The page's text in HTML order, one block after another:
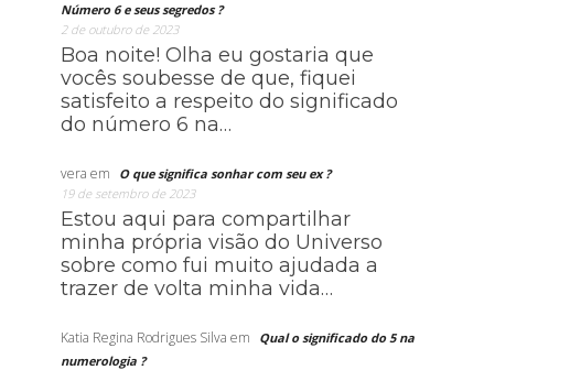
Número 6 e seus segredos ?
2 de outubro de 2023
Boa noite! Olha eu gostaria que
vocês soubesse de que, fiquei
satisfeito a respeito do significado
do número 6 na…
vera em
O que significa sonhar com seu ex ?
19 de setembro de 2023
Estou aqui para compartilhar
minha própria visão do Universo
sobre como fui muito ajudada a
trazer de volta minha vida…
Katia Regina Rodrigues Silva em
Qual o significado do 5 na
numerologia ?